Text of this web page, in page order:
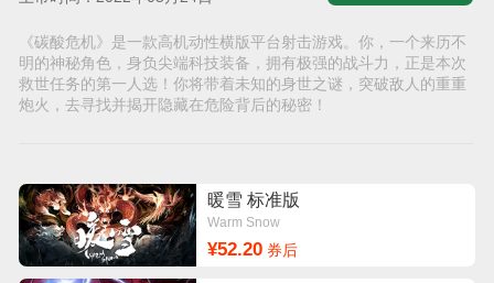
《碳酸危机》是一款高机动性横版平台射击游戏。你，一个来历不
明的神秘角色，身负尖端科技装备，拥有极强的战斗力，正是本次
救世任务的第一人选！你将带着未知的身世之谜，突破敌人的重重
炮火，去寻找并揭开隐藏在危险背后的秘密！
暖雪 标准版
Warm Snow
¥52.20券后